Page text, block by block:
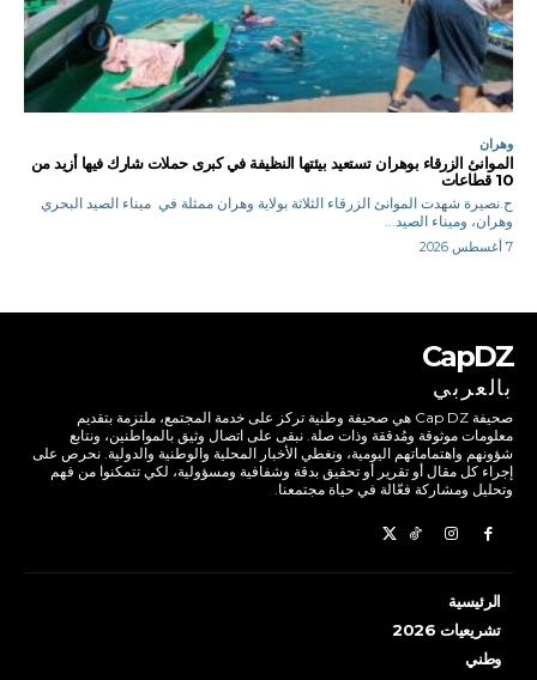
وهران
الموانئ الزرقاء بوهران تستعيد بيئتها النظيفة في كبرى حملات شارك فيها أزيد من
10 قطاعات
ح.نصيرة شهدت الموانئ الزرقاء الثلاثة بولاية وهران ممثلة في ميناء الصيد البحري
وهران، وميناء الصيد...
7 أغسطس 2026
CapDZ
بالعربي
صحيفة Cap DZ هي صحيفة وطنية تركز على خدمة المجتمع، ملتزمة بتقديم
معلومات موثوقة ومُدققة وذات صلة. نبقى على اتصال وثيق بالمواطنين، ونتابع
شؤونهم واهتماماتهم اليومية، ونغطي الأخبار المحلية والوطنية والدولية. نحرص على
إجراء كل مقال أو تقرير أو تحقيق بدقة وشفافية ومسؤولية، لكي تتمكنوا من فهم
وتحليل ومشاركة فعّالة في حياة مجتمعنا.
الرئيسية
تشريعيات 2026
وطني